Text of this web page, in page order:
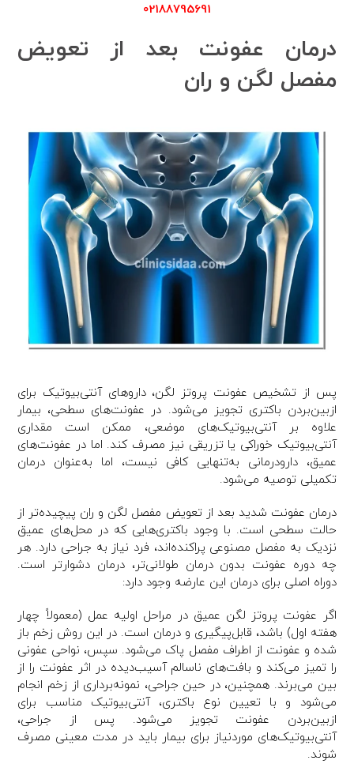
02188795691
درمان عفونت بعد از تعویض
مفصل لگن و ران
پس از تشخیص عفونت پروتز لگن، داروهای آنتی‌بیوتیک برای
ازبین‌بردن باکتری تجویز می‌شود. در عفونت‌های سطحی، بیمار
علاوه بر آنتی‌بیوتیک‌های موضعی، ممکن است مقداری
آنتی‌بیوتیک خوراکی یا تزریقی نیز مصرف کند. اما در عفونت‌های
عمیق، دارودرمانی به‌تنهایی کافی نیست، اما به‌عنوان درمان
تکمیلی توصیه می‌شود.
درمان عفونت شدید بعد از تعویض مفصل لگن و ران پیچیده‌تر از
حالت سطحی است. با وجود باکتری‌هایی که در محل‌های عمیق
نزدیک به مفصل مصنوعی پراکنده‌اند، فرد نیاز به جراحی دارد. هر
چه دوره عفونت بدون درمان طولانی‌تر، درمان دشوارتر است.
دوراه اصلی برای درمان این عارضه وجود دارد:
اگر عفونت پروتز لگن عمیق در مراحل اولیه عمل (معمولاً چهار
هفته اول) باشد، قابل‌پیگیری و درمان است. در این روش زخم باز
شده و عفونت از اطراف مفصل پاک می‌شود. سپس، نواحی عفونی
را تمیز می‌کند و بافت‌های ناسالم آسیب‌دیده در اثر عفونت را از
بین می‌برند. همچنین، در حین جراحی، نمونه‌برداری از زخم انجام
می‌شود و با تعیین نوع باکتری، آنتی‌بیوتیک مناسب برای
ازبین‌بردن عفونت تجویز می‌شود. پس از جراحی،
آنتی‌بیوتیک‌های موردنیاز برای بیمار باید در مدت معینی مصرف
شوند.